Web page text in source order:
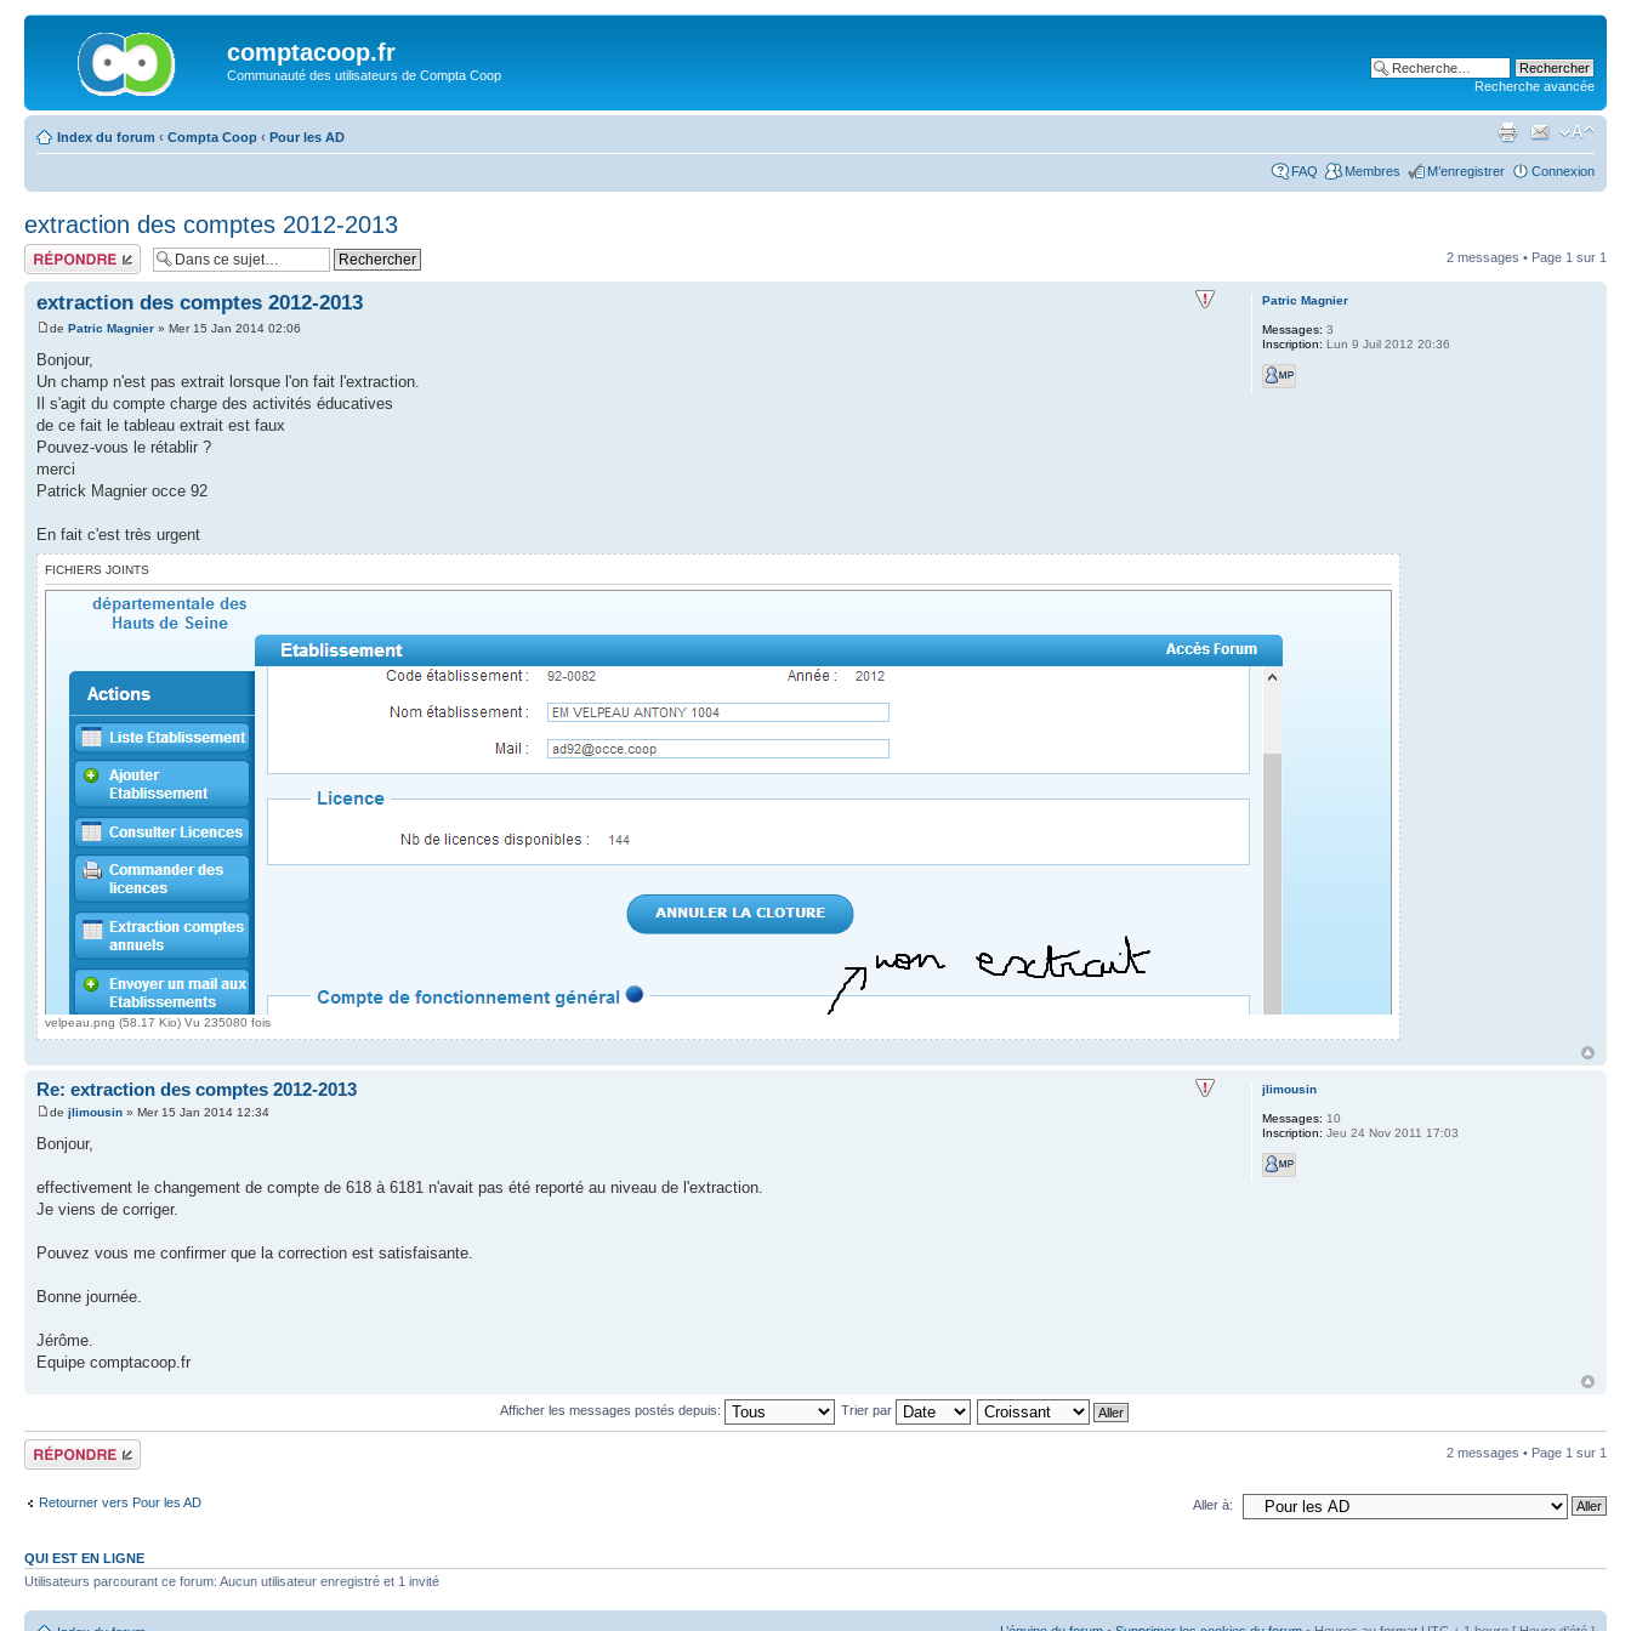
comptacoop.fr
Communauté des utilisateurs de Compta Coop
Recherche avancée
Index du forum ‹ Compta Coop ‹ Pour les AD
FAQ Membres M’enregistrer Connexion
extraction des comptes 2012-2013
Répondre 2 messages • Page 1 sur 1
extraction des comptes 2012-2013
de Patric Magnier » Mer 15 Jan 2014 02:06
Bonjour,
Un champ n'est pas extrait lorsque l'on fait l'extraction.
Il s'agit du compte charge des activités éducatives
de ce fait le tableau extrait est faux
Pouvez-vous le rétablir ?
merci
Patrick Magnier occe 92
En fait c'est très urgent
FICHIERS JOINTS
velpeau.png (58.17 Kio) Vu 235080 fois
Patric Magnier
Messages: 3
Inscription: Lun 9 Juil 2012 20:36
Re: extraction des comptes 2012-2013
de jlimousin » Mer 15 Jan 2014 12:34
Bonjour,
effectivement le changement de compte de 618 à 6181 n'avait pas été reporté au niveau de l'extraction.
Je viens de corriger.
Pouvez vous me confirmer que la correction est satisfaisante.
Bonne journée.
Jérôme.
Equipe comptacoop.fr
jlimousin
Messages: 10
Inscription: Jeu 24 Nov 2011 17:03
Afficher les messages postés depuis: Trier par
Répondre 2 messages • Page 1 sur 1
Retourner vers Pour les AD Aller à:
QUI EST EN LIGNE
Utilisateurs parcourant ce forum: Aucun utilisateur enregistré et 1 invité